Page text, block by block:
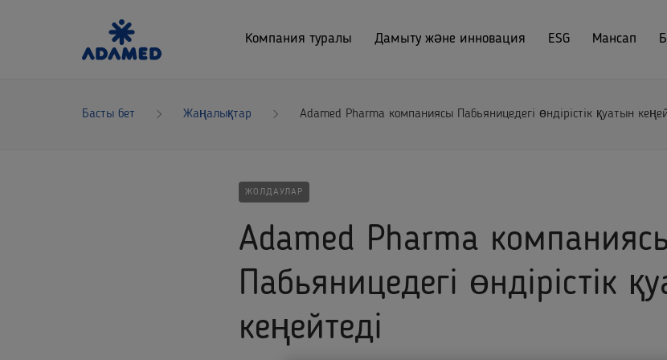
Компания туралы Дамыту және инновация ESG Мансап
Басты бет Жаңалықтар Adamed Pharma компаниясы Пабьяницедегі өндірістік қуатын
ЖОЛДАУЛАР
Adamed Pharma
Пабьяницедегі өндірістік
кеңейтеді